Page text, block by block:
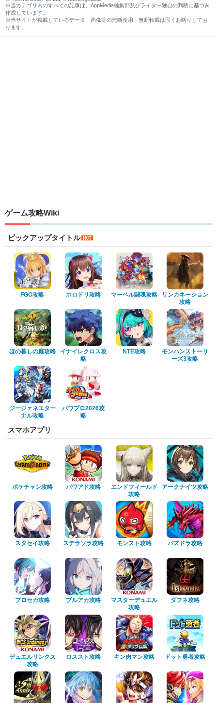
※当カテゴリ内のすべての記事は、AppMedia編集部及びライター独自の判断に基づき
作成しています。
※当サイトが掲載しているデータ、画像等の無断使用・無断転載は固くお断りしてお
ります。
ゲーム攻略Wiki
ピックアップタイトル
FGO攻略 ホロドリ攻略 マーベル闘魂攻略
リンカネーション
攻略
ほの暮しの庭攻略
イナイレクロス攻
略
NTE攻略
モンハンストーリ
ーズ3攻略
ジージェネエター
ナル攻略
パワプロ2026攻
略
スマホアプリ
ポケチャン攻略 パワアド攻略
エンドフィールド
攻略
アークナイツ攻略
スタセイ攻略 ステラソラ攻略 モンスト攻略 パズドラ攻略
プロセカ攻略 ブルアカ攻略
マスターデュエル
攻略
ダフネ攻略
デュエルリンクス
攻略
ロススト攻略 キン肉マン攻略 ドット勇者攻略